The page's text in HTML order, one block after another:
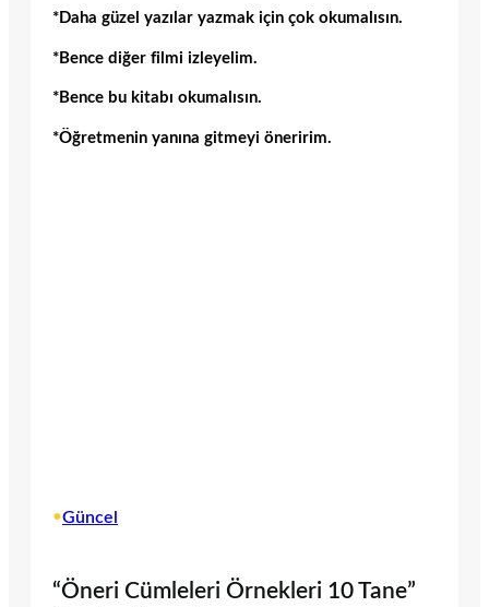
*Daha güzel yazılar yazmak için çok okumalısın.
*Bence diğer filmi izleyelim.
*Bence bu kitabı okumalısın.
*Öğretmenin yanına gitmeyi öneririm.
•Güncel
“Öneri Cümleleri Örnekleri 10 Tane”